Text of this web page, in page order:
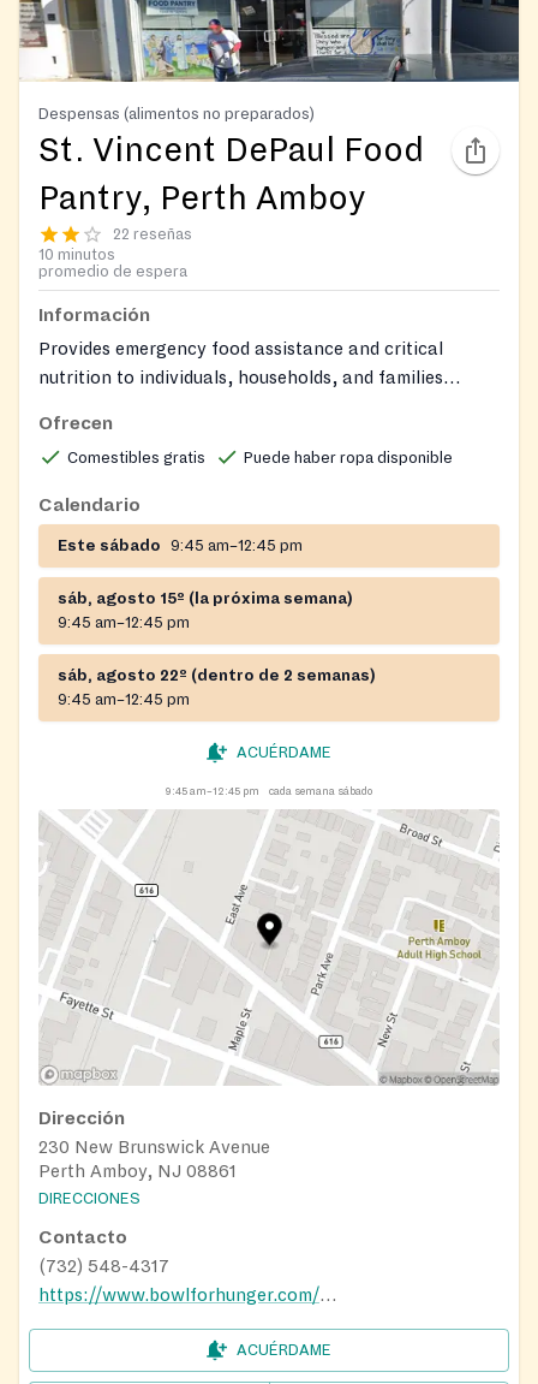
Despensas (alimentos no preparados)
St. Vincent DePaul Food
Pantry, Perth Amboy
22 reseñas
10 minutos
promedio de espera
Información
Provides emergency food assistance and critical
nutrition to individuals, households, and families
Ofrecen
Comestibles gratis Puede haber ropa disponible
Calendario
Este sábado 9:45 am–12:45 pm
sáb, agosto 15º (la próxima semana)
9:45 am–12:45 pm
sáb, agosto 22º (dentro de 2 semanas)
9:45 am–12:45 pm
ACUÉRDAME
9:45 am–12:45 pm cada semana sábado
Dirección
230 New Brunswick Avenue
Perth Amboy, NJ 08861
DIRECCIONES
Contacto
(732) 548-4317
https://www.bowlforhunger.com/food-pantry-directory
ACUÉRDAME